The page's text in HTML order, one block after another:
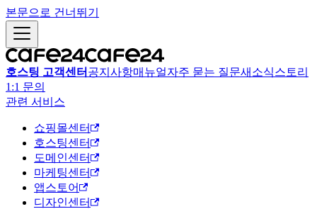
본문으로 건너뛰기
호스팅 고객센터 공지사항매뉴얼자주 묻는 질문새소식스토리
1:1 문의
관련 서비스
쇼핑몰센터
호스팅센터
도메인센터
마케팅센터
앱스토어
디자인센터